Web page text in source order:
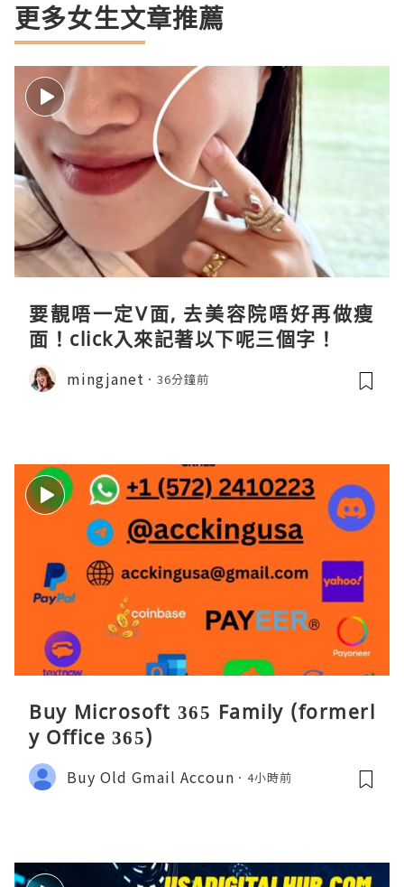
更多女生文章推薦
要靚唔一定V面, 去美容院唔好再做瘦
面！click入來記著以下呢三個字！
mingjanet 36分鐘前
Buy Microsoft 365 Family (formerl
y Office 365)
Buy Old Gmail Accoun 4小時前